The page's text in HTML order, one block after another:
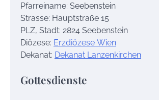
Pfarreiname: Seebenstein
Strasse: Hauptstraße 15
PLZ, Stadt: 2824 Seebenstein
Diözese: Erzdiözese Wien
Dekanat: Dekanat Lanzenkirchen
Gottesdienste